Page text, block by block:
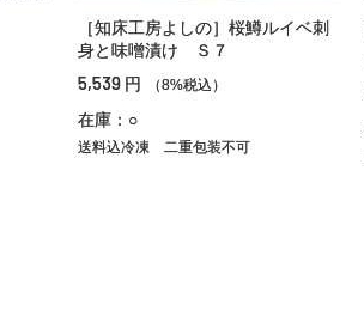
［知床工房よしの］桜鱒ルイベ刺
身と味噌漬け Ｓ７
5,539 円 （8%税込）
在庫：○
送料込冷凍 二重包装不可